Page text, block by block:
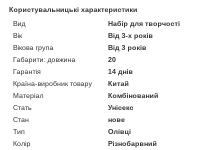
Користувальницькі характеристики
Вид
Набір для творчості
Вік
Від 3-х років
Вікова група
Від 3 років
Габарити: довжина
20
Гарантія
14 днів
Країна-виробник товару
Китай
Матеріал
Комбінований
Стать
Унісекс
Стан
нове
Тип
Олівці
Колір
Різнобарвний